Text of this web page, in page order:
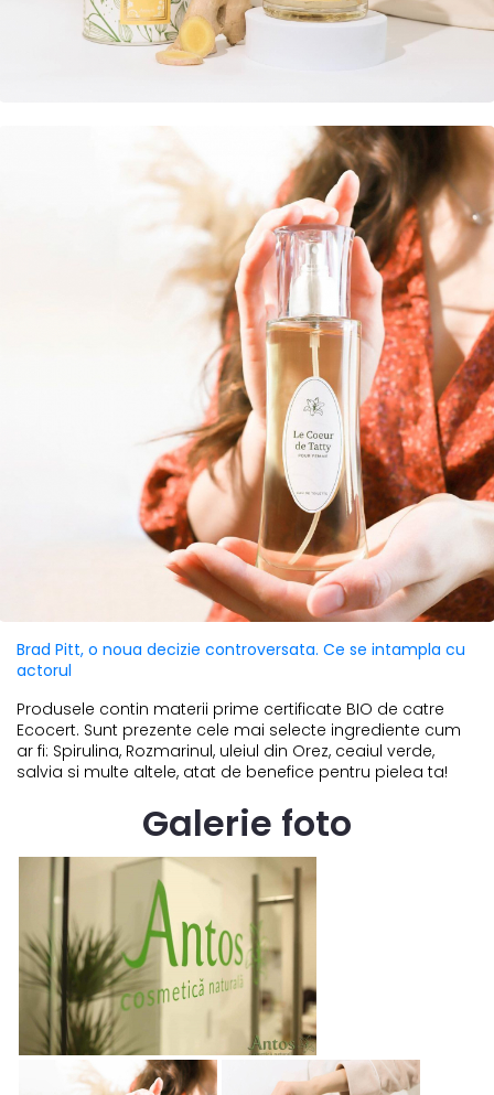
Brad Pitt, o noua decizie controversata. Ce se intampla cu
actorul
Produsele contin materii prime certificate BIO de catre
Ecocert. Sunt prezente cele mai selecte ingrediente cum
ar fi: Spirulina, Rozmarinul, uleiul din Orez, ceaiul verde,
salvia si multe altele, atat de benefice pentru pielea ta!
Galerie foto